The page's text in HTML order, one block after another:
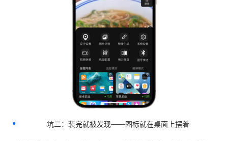
坑二：装完就被发现——图标就在桌面上摆着